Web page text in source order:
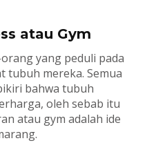
atau Gym
yang peduli pada
tubuh mereka. Semua
bahwa tubuh
oleh sebab itu
atau gym adalah ide